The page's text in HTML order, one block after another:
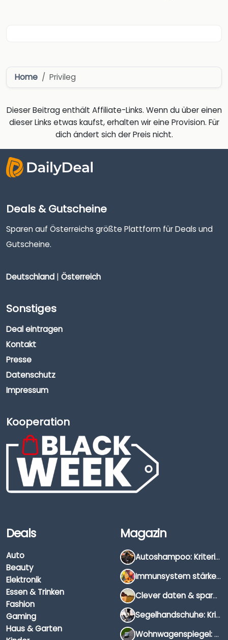
Home Privileg
Dieser Beitrag enthält Affiliate-Links. Wenn du über einen
dieser Links etwas kaufst, erhalten wir eine Provision. Für
dich ändert sich der Preis nicht.
Deals & Gutscheine
Sparen auf Österreichs größte Plattform für Deals und
Gutscheine.
Deutschland | Österreich
Sonstiges
Deal eintragen
Kontakt
Presse
Datenschutz
Impressum
Kooperation
Deals
Auto
Beauty
Elektronik
Essen & Trinken
Fashion
Gaming
Haus & Garten
Magazin
Autoshampoo: Kriterien, Unterschiede & Anwendung
Immunsystem stärken: Hausmittel, Vitamine & Wissenswertes
Clever daten & sparen: So findest du die besten Deals für Dates und Unternehmungen
Segelhandschuhe: Kriterien, Materialien & Tipps
Wohnwagenspiegel: Auswahl, Preise & Montage